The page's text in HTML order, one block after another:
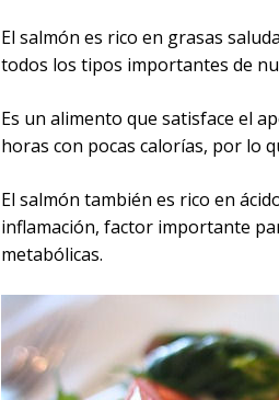
El salmón es rico en grasas
todos los tipos importantes de
Es un alimento que satisface el
horas con pocas calorías, por lo
El salmón también es rico en
inflamación, factor importante
metabólicas.